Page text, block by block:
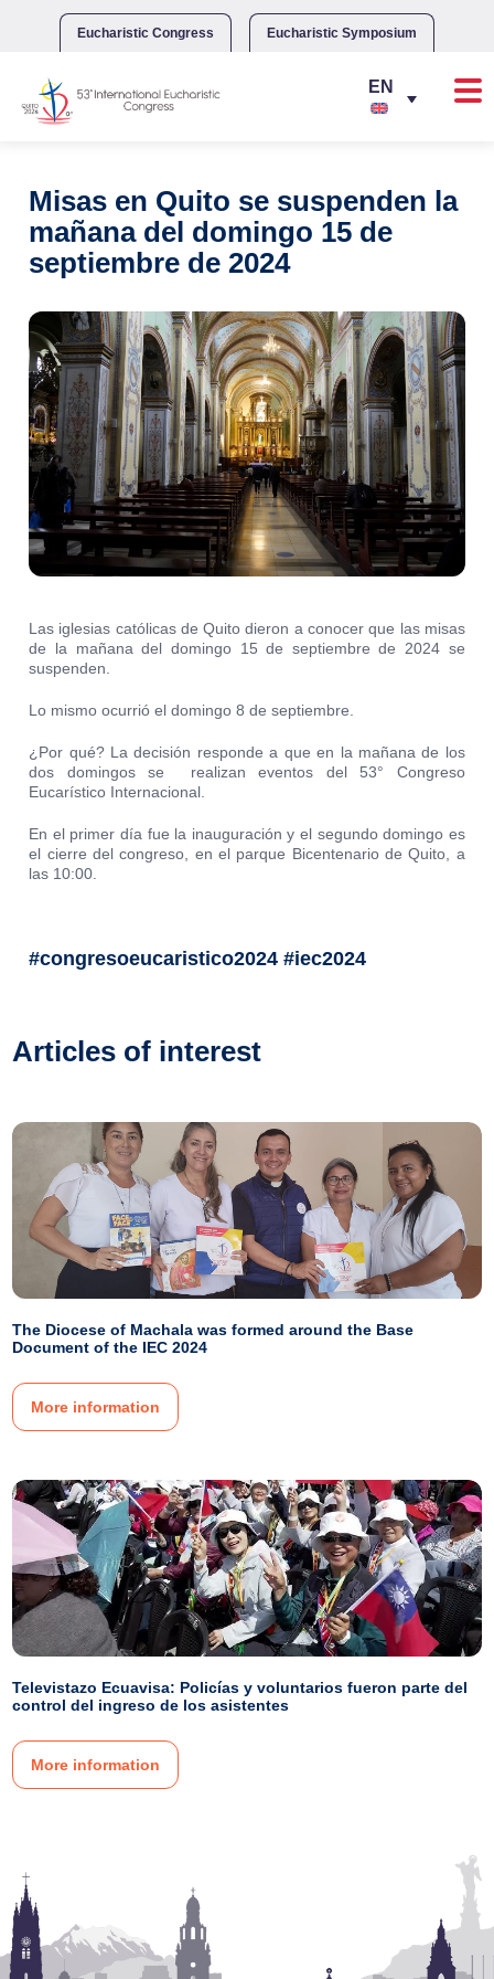
Eucharistic Congress Eucharistic Symposium
Misas en Quito se suspenden la
mañana del domingo 15 de
septiembre de 2024
Las iglesias católicas de Quito dieron a conocer que las misas
de la mañana del domingo 15 de septiembre de 2024 se
suspenden.
Lo mismo ocurrió el domingo 8 de septiembre.
¿Por qué? La decisión responde a que en la mañana de los
dos domingos se realizan eventos del 53° Congreso
Eucarístico Internacional.
En el primer día fue la inauguración y el segundo domingo es
el cierre del congreso, en el parque Bicentenario de Quito, a
las 10:00.
#congresoeucaristico2024 #iec2024
Articles of interest
The Diocese of Machala was formed around the Base
Document of the IEC 2024
More information
Televistazo Ecuavisa: Policías y voluntarios fueron parte del
control del ingreso de los asistentes
More information